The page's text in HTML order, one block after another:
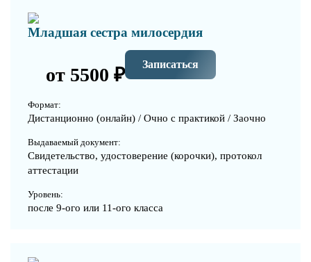
Младшая сестра милосердия
от 5500 ₽ Записаться
Формат:
Дистанционно (онлайн) / Очно с практикой / Заочно
Выдаваемый документ:
Свидетельство, удостоверение (корочки), протокол
аттестации
Уровень:
после 9-ого или 11-ого класса